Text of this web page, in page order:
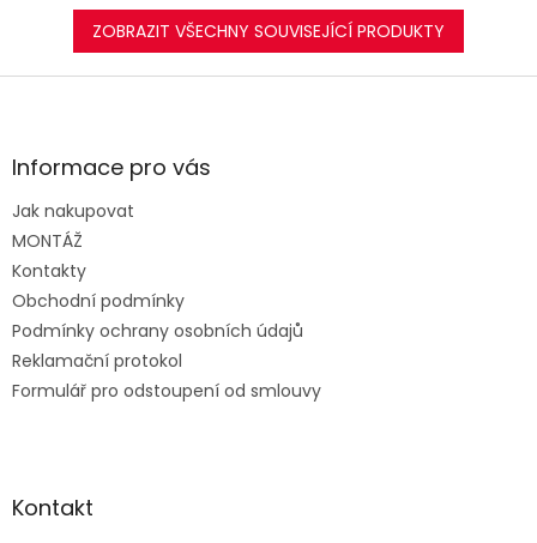
ZOBRAZIT VŠECHNY SOUVISEJÍCÍ PRODUKTY
Z
aInformace pro vás
Jak nakupovat
MONTÁŽ
Kontakty
Obchodní podmínky
Podmínky ochrany osobních údajů
Reklamační protokol
Formulář pro odstoupení od smlouvy
Kontakt